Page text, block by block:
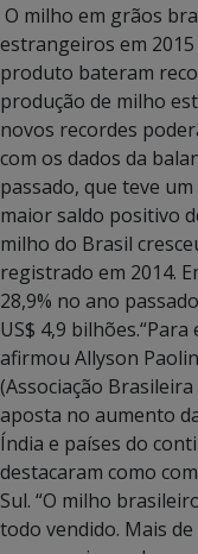
O milho em grãos
estrangeiros em
produto bateram
produção de milho
novos recordes
com os dados da
passado, que teve
maior saldo positivo
milho do Brasil
registrado em 2014.
28,9% no ano
US$ 4,9
afirmou Allyson
(Associação
aposta no aumento
Índia e países do
destacaram como
Sul. “O milho
todo vendido. Mais de